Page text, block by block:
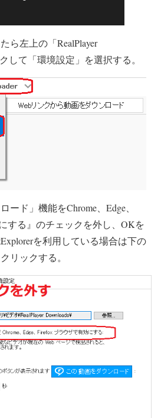
ら左上の「RealPlayer
して「環境設定」を選択する。
ード」機能をChrome、Edge、
する』のチェックを外し、OKを
を利用している場合は下の
リックする。